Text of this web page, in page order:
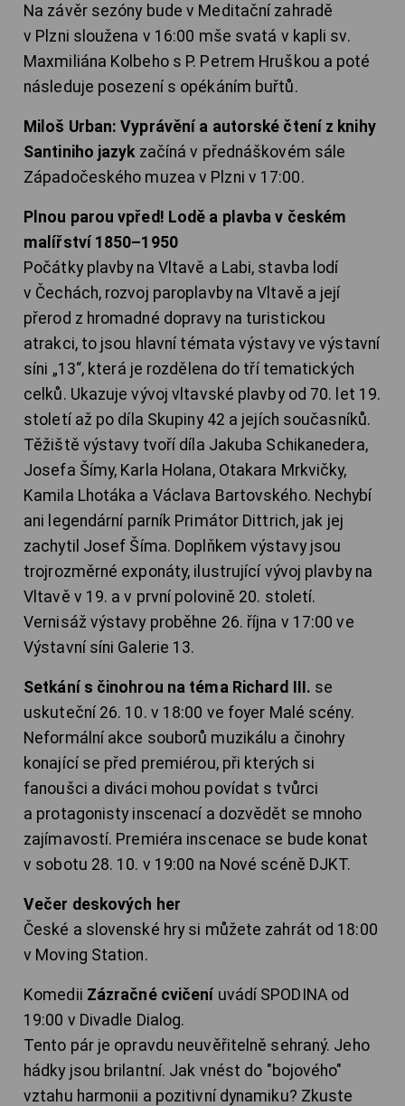
Na závěr sezóny bude v Meditační zahradě
v Plzni sloužena v 16:00 mše svatá v kapli sv.
Maxmiliána Kolbeho s P. Petrem Hruškou a poté
následuje posezení s opékáním buřtů.
Miloš Urban: Vyprávění a autorské čtení z knihy
Santiniho jazyk začíná v přednáškovém sále
Západočeského muzea v Plzni v 17:00.
Plnou parou vpřed! Lodě a plavba v českém
malířství 1850–1950
Počátky plavby na Vltavě a Labi, stavba lodí
v Čechách, rozvoj paroplavby na Vltavě a její
přerod z hromadné dopravy na turistickou
atrakci, to jsou hlavní témata výstavy ve výstavní
síni „13“, která je rozdělena do tří tematických
celků. Ukazuje vývoj vltavské plavby od 70. let 19.
století až po díla Skupiny 42 a jejích současníků.
Těžiště výstavy tvoří díla Jakuba Schikanedera,
Josefa Šímy, Karla Holana, Otakara Mrkvičky,
Kamila Lhotáka a Václava Bartovského. Nechybí
ani legendární parník Primátor Dittrich, jak jej
zachytil Josef Šíma. Doplňkem výstavy jsou
trojrozměrné exponáty, ilustrující vývoj plavby na
Vltavě v 19. a v první polovině 20. století.
Vernisáž výstavy proběhne 26. října v 17:00 ve
Výstavní síni Galerie 13.
Setkání s činohrou na téma Richard III. se
uskuteční 26. 10. v 18:00 ve foyer Malé scény.
Neformální akce souborů muzikálu a činohry
konající se před premiérou, při kterých si
fanoušci a diváci mohou povídat s tvůrci
a protagonisty inscenací a dozvědět se mnoho
zajímavostí. Premiéra inscenace se bude konat
v sobotu 28. 10. v 19:00 na Nové scéně DJKT.
Večer deskových her
České a slovenské hry si můžete zahrát od 18:00
v Moving Station.
Komedii Zázračné cvičení uvádí SPODINA od
19:00 v Divadle Dialog.
Tento pár je opravdu neuvěřitelně sehraný. Jeho
hádky jsou brilantní. Jak vnést do "bojového"
vztahu harmonii a pozitivní dynamiku? Zkuste